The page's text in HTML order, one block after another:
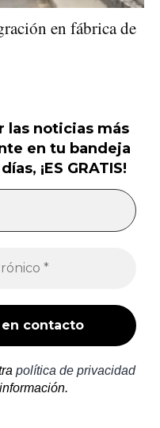
en fábrica de
las noticias más
en tu bandeja
¡ES GRATIS!
política de privacidad